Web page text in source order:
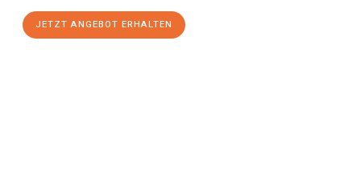
JETZT ANGEBOT ERHALTEN